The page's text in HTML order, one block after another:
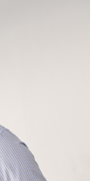
perbankan
tolak aplikasi
14 hari. Walau
Aplikasi AFTEE
pembayaran
pembayaran anda,
oleh AFTEE. Anda
anda menerima
anda boleh
(cth.: produk
pesanan